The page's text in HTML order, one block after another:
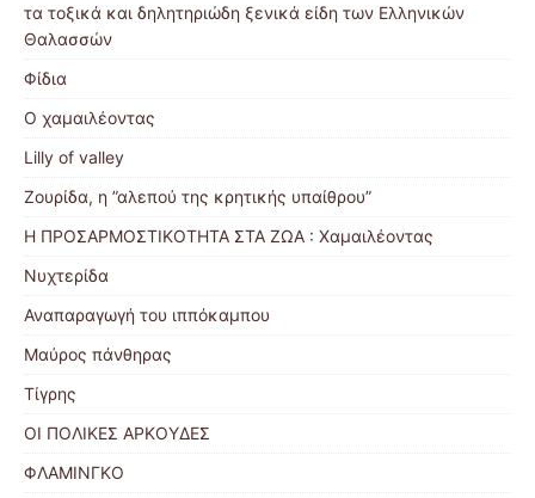
τα τοξικά και δηλητηριώδη ξενικά είδη των Ελληνικών
Θαλασσών
Φίδια
Ο χαμαιλέοντας
Lilly of valley
Ζουρίδα, η ”αλεπού της κρητικής υπαίθρου”
Η ΠΡΟΣΑΡΜΟΣΤΙΚΟΤΗΤΑ ΣΤΑ ΖΩΑ : Χαμαιλέοντας
Νυχτερίδα
Αναπαραγωγή του ιππόκαμπου
Μαύρος πάνθηρας
Τίγρης
ΟΙ ΠΟΛΙΚΕΣ ΑΡΚΟΥΔΕΣ
ΦΛΑΜΙΝΓΚΟ